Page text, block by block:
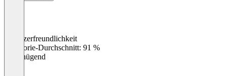
Benutzerfreundlichkeit
Kategorie-Durchschnitt: 91 %
Ungenügend